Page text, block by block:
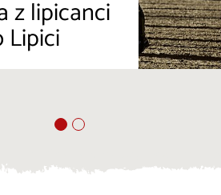
z lipicanci
Lipici